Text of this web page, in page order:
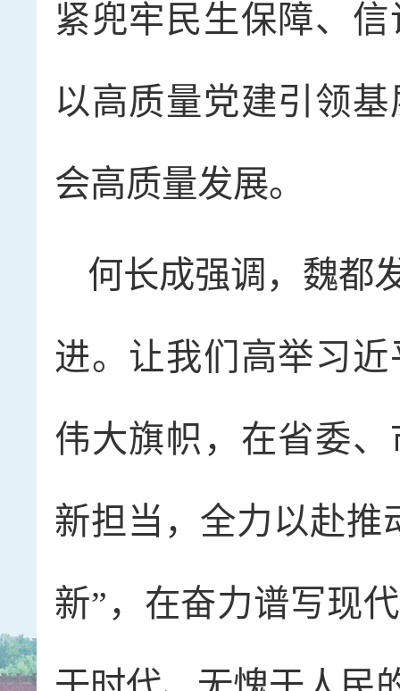
紧兜牢民生保障、
以高质量党建引领
会高质量发展。
何长成强调，魏都
进。让我们高举习
伟大旗帜，在省委
新担当，全力以赴推
新”，在奋力谱写现